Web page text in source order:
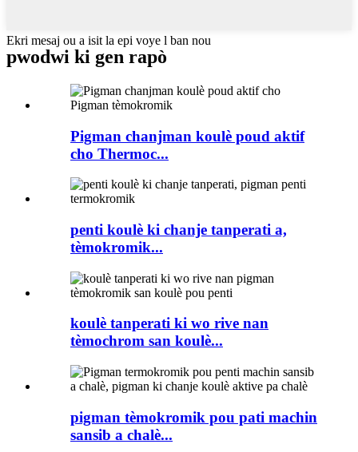
Ekri mesaj ou a isit la epi voye l ban nou
pwodwi ki gen rapò
Pigman chanjman koulè poud aktif
cho Thermoc...
penti koulè ki chanje tanperati a,
tèmokromik...
koulè tanperati ki wo rive nan
tèmochrom san koulè...
pigman tèmokromik pou pati machin
sansib a chalè...